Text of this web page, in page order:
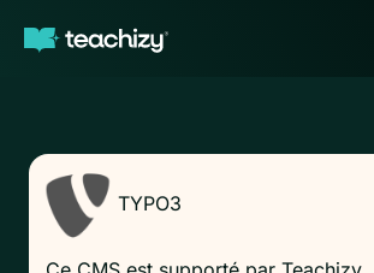
TYPO3